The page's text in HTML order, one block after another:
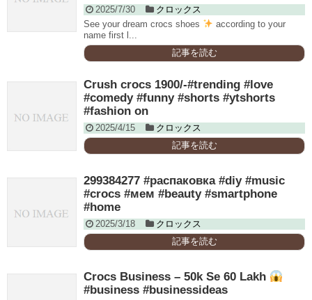
2025/7/30
クロックス
See your dream crocs shoes
according to your
name first l...
記事を読む
Crush crocs 1900/-#trending #love
#comedy #funny #shorts #ytshorts
#fashion on
2025/4/15
クロックス
記事を読む
299384277 #распаковка #diy #music
#crocs #мем #beauty #smartphone
#home
2025/3/18
クロックス
記事を読む
Crocs Business – 50k Se 60 Lakh
#business #businessideas